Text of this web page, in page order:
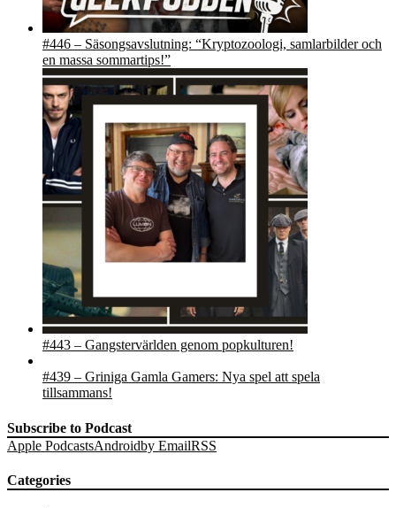
#446 – Säsongsavslutning: “Kryptozoologi, samlarbilder och
en massa sommartips!”
#443 – Gangstervärlden genom popkulturen!
#439 – Griniga Gamla Gamers: Nya spel att spela
tillsammans!
Subscribe to Podcast
Apple PodcastsAndroidby EmailRSS
Categories